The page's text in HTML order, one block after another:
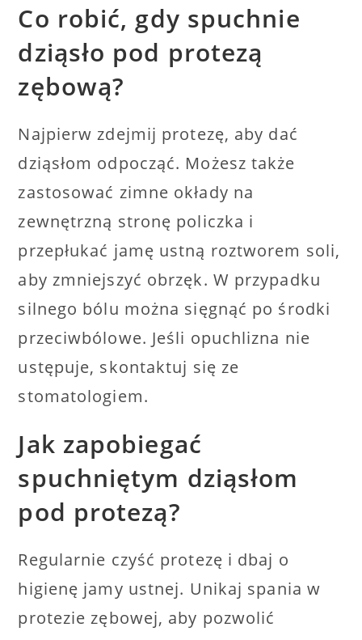
Co robić, gdy spuchnie
dziąsło pod protezą
zębową?
Najpierw zdejmij protezę, aby dać
dziąsłom odpocząć. Możesz także
zastosować zimne okłady na
zewnętrzną stronę policzka i
przepłukać jamę ustną roztworem soli,
aby zmniejszyć obrzęk. W przypadku
silnego bólu można sięgnąć po środki
przeciwbólowe. Jeśli opuchlizna nie
ustępuje, skontaktuj się ze
stomatologiem.
Jak zapobiegać
spuchniętym dziąsłom
pod protezą?
Regularnie czyść protezę i dbaj o
higienę jamy ustnej. Unikaj spania w
protezie zębowej, aby pozwolić